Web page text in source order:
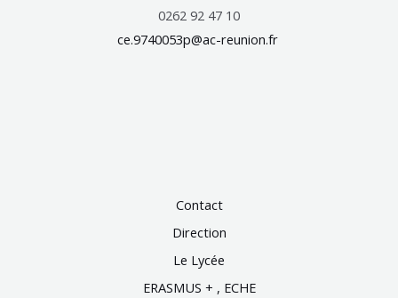
0262 92 47 10
ce.9740053p@ac-reunion.fr
Contact
Direction
Le Lycée
ERASMUS + , ECHE